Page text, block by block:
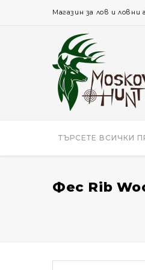
Магазин за лов и ловни
Фес Rib